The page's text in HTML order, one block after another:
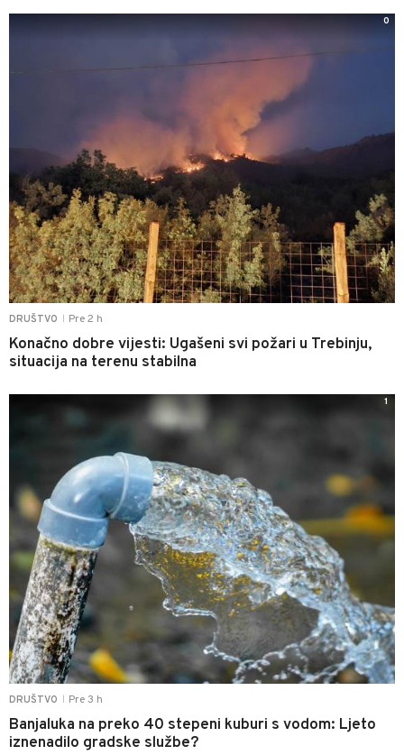
DRUŠTVO Pre 2 h
Konačno dobre vijesti: Ugašeni svi požari u Trebinju,
situacija na terenu stabilna
0
DRUŠTVO Pre 3 h
Banjaluka na preko 40 stepeni kuburi s vodom: Ljeto
iznenadilo gradske službe?
1